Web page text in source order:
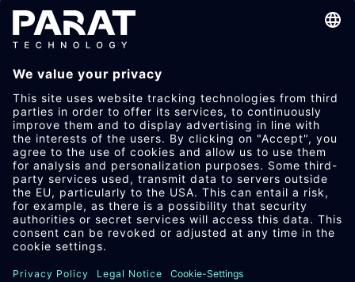
+49 8583 29-0
Schönenbach Straße 1
94089 Neureichenau
info​@parat-technology.com
YoutubeFacebookLinkedInInstagram
IM­PRES­SUM
DA­TEN­SCHUTZ